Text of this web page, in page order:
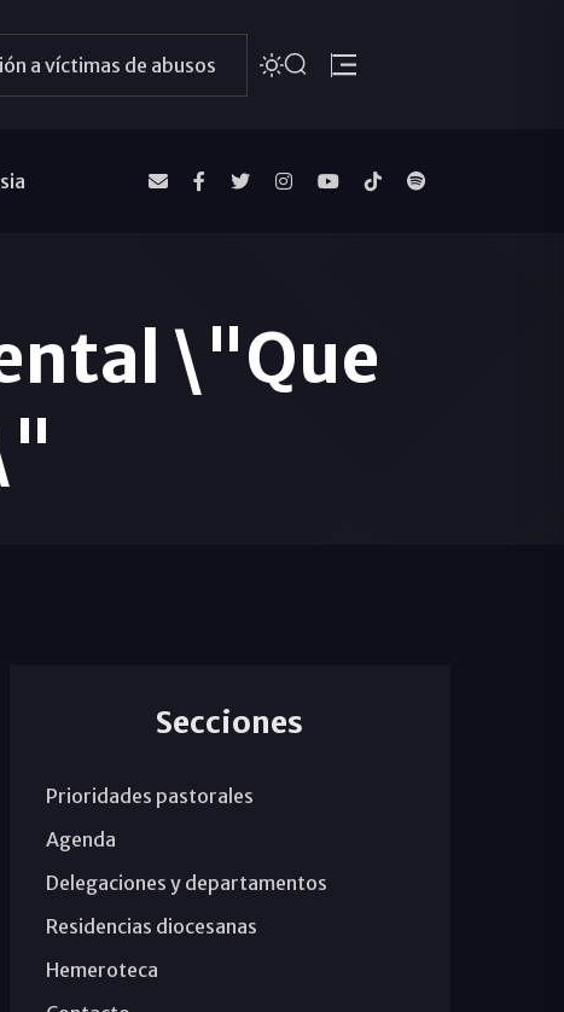
a víctimas de abusos
\"Que
Secciones
Prioridades pastorales
Agenda
Delegaciones y departamentos
Residencias diocesanas
Hemeroteca